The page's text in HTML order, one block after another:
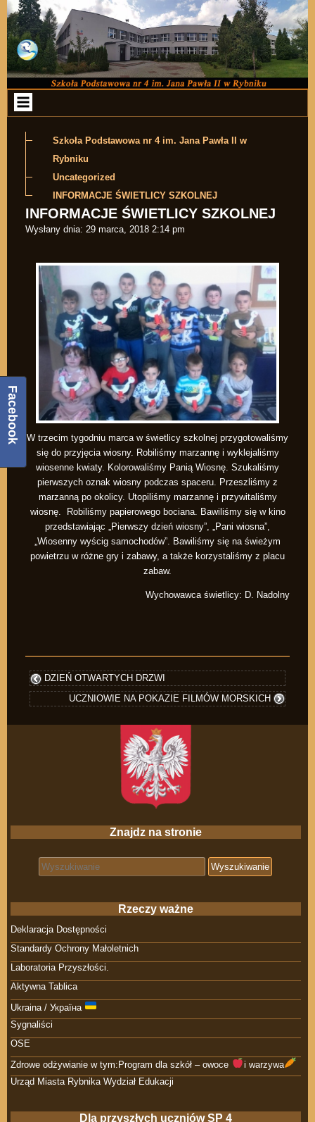
Przejdź do zawartości
Szkoła Podstawowa nr 4 im. Jana Pawła II w
Rybniku
Uncategorized
INFORMACJE ŚWIETLICY SZKOLNEJ
INFORMACJE ŚWIETLICY SZKOLNEJ
Wysłany dnia: 29 marca, 2018 2:14 pm
W trzecim tygodniu marca w świetlicy szkolnej przygotowaliśmy
się do przyjęcia wiosny. Robiliśmy marzannę i wyklejaliśmy
wiosenne kwiaty. Kolorowaliśmy Panią Wiosnę. Szukaliśmy
pierwszych oznak wiosny podczas spaceru. Przeszliśmy z
marzanną po okolicy. Utopiliśmy marzannę i przywitaliśmy
wiosnę. Robiliśmy papierowego bociana. Bawiliśmy się w kino
przedstawiając „Pierwszy dzień wiosny”, „Pani wiosna”,
„Wiosenny wyścig samochodów”. Bawiliśmy się na świeżym
powietrzu w różne gry i zabawy, a także korzystaliśmy z placu
zabaw.
Wychowawca świetlicy: D. Nadolny
DZIEŃ OTWARTYCH DRZWI
UCZNIOWIE NA POKAZIE FILMÓW MORSKICH
Znajdz na stronie
Search for:
Rzeczy ważne
Deklaracja Dostępności
Standardy Ochrony Małoletnich
Laboratoria Przyszłości.
Aktywna Tablica
Ukraina / Україна
Sygnaliści
OSE
Zdrowe odżywianie w tym:Program dla szkół – owoce
i warzywa
Urząd Miasta Rybnika Wydział Edukacji
Dla przyszłych uczniów SP 4
Facebook